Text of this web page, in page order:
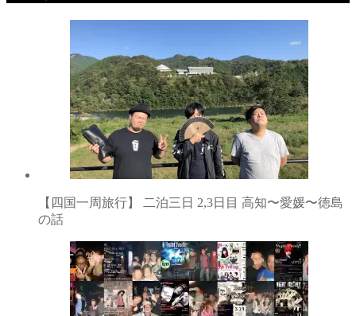
【四国一周旅行】 二泊三日 2,3日目 高知〜愛媛〜徳島
の話